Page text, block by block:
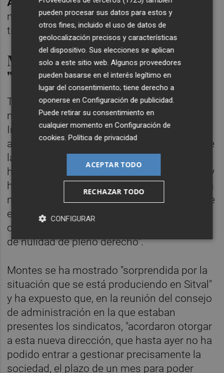
Albert Quilis, se mantenga en el cargo de
manera transitoria mientras se culmina el
traspaso de poderes.
Montes apela a la
"responsabilidad"
Tras la decisión de los sindicatos de
mantener la huelga, la consellera de
Industria y presidenta del consejo de
administración de la Sociedad Valenciana de
las ITV SA (Sitval),Nuria Montes, ha apelado
hoy a la "responsabilidad" de los sindicatos y
ha solicitado un plazo de un mes para que la
nueva dirección de la empresa pública revise
el acuerdo laboral que se alcanzó en mayo
con los sindicatos, ya que "puede adolecer
de nulidad de pleno derecho".
Montes se ha mostrado "sorprendida por la
situación que se está produciendo en Sitval"
y ha expuesto que, en la reunión del consejo
de administración en la que estaban
presentes los sindicatos, "acordaron otorgar
a esta nueva dirección, que hasta ayer no ha
podido entrar a gestionar precisamente la
sociedad, el plazo de un mes para poder
pueden procesar sus datos para estos y
otros fines, incluido el uso de datos de
geolocalización precisos y características
del dispositivo. Sus elecciones se aplican
solo a este sitio web. Algunos proveedores
pueden basarse en el interés legítimo en
lugar del consentimiento; tiene derecho a
oponerse enConfiguración de publicidad.
Puede retirar su consentimiento en
cualquier momento enConfiguración de
cookies.Política de privacidad
ACEPTAR TODO
RECHAZAR TODO
CONFIGURAR